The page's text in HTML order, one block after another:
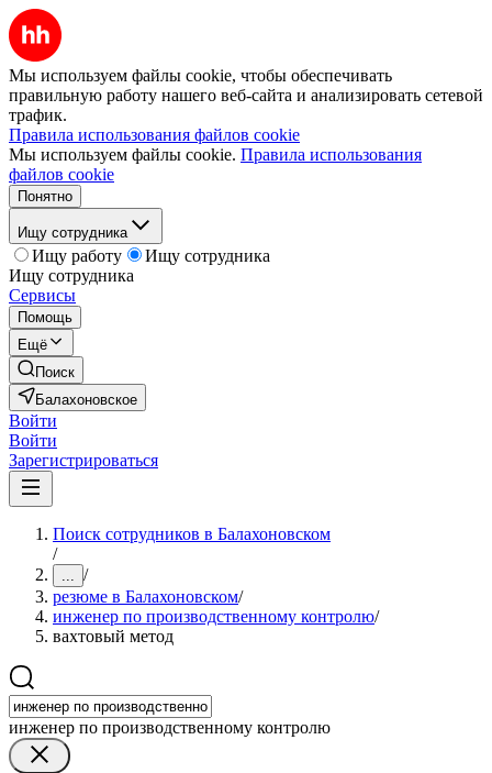
Мы используем файлы cookie, чтобы обеспечивать
правильную работу нашего веб-сайта и анализировать сетевой
трафик.
Правила использования файлов cookie
Мы используем файлы cookie. Правила использования
файлов cookie
Понятно
Ищу сотрудника
Ищу работу
Ищу сотрудника
Ищу сотрудника
Сервисы
Помощь
Ещё
Поиск
Балахоновское
Войти
Войти
Зарегистрироваться
Поиск сотрудников в Балахоновском
/
... /
резюме в Балахоновском/
инженер по производственному контролю/
вахтовый метод
инженер по производственному контролю